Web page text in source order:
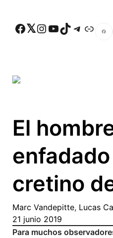
Facebook Twitter Instagram YouTube TikTok Telegram Enlace
El
cretino
Marc Vandepitte, Lucas
21 junio 2019
Para muchos